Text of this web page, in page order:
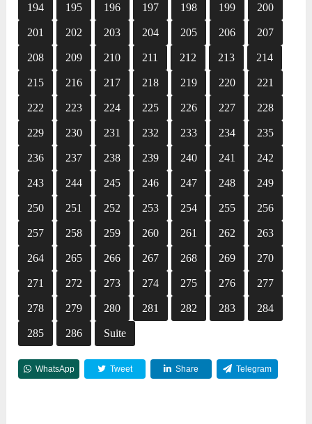
194 195 196 197 198 199 200
201 202 203 204 205 206 207
208 209 210 211 212 213 214
215 216 217 218 219 220 221
222 223 224 225 226 227 228
229 230 231 232 233 234 235
236 237 238 239 240 241 242
243 244 245 246 247 248 249
250 251 252 253 254 255 256
257 258 259 260 261 262 263
264 265 266 267 268 269 270
271 272 273 274 275 276 277
278 279 280 281 282 283 284
285 286 Suite
WhatsApp Tweet Share Telegram